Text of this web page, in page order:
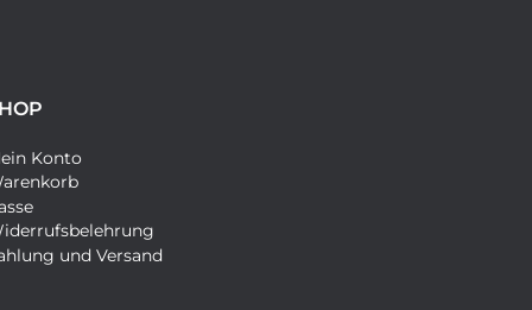
Konto
und Versand